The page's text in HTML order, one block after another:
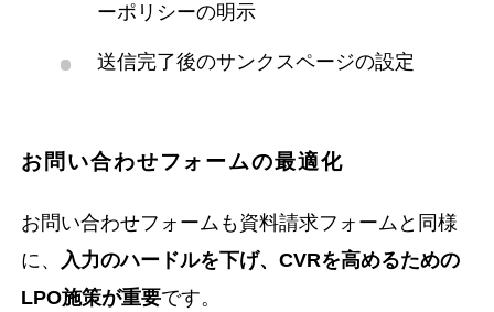
ーポリシーの明示
送信完了後のサンクスページの設定
お問い合わせフォームの最適化
お問い合わせフォームも資料請求フォームと同様
に、
入力のハードルを下げ、CVRを高めるための
LPO施策が重要です。